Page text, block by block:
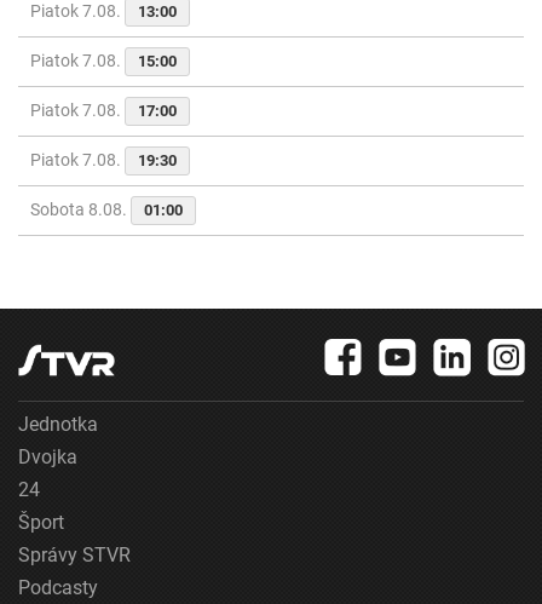
Piatok 7.08. 13:00
Piatok 7.08. 15:00
Piatok 7.08. 17:00
Piatok 7.08. 19:30
Sobota 8.08. 01:00
Jednotka
Dvojka
24
Šport
Správy STVR
Podcasty